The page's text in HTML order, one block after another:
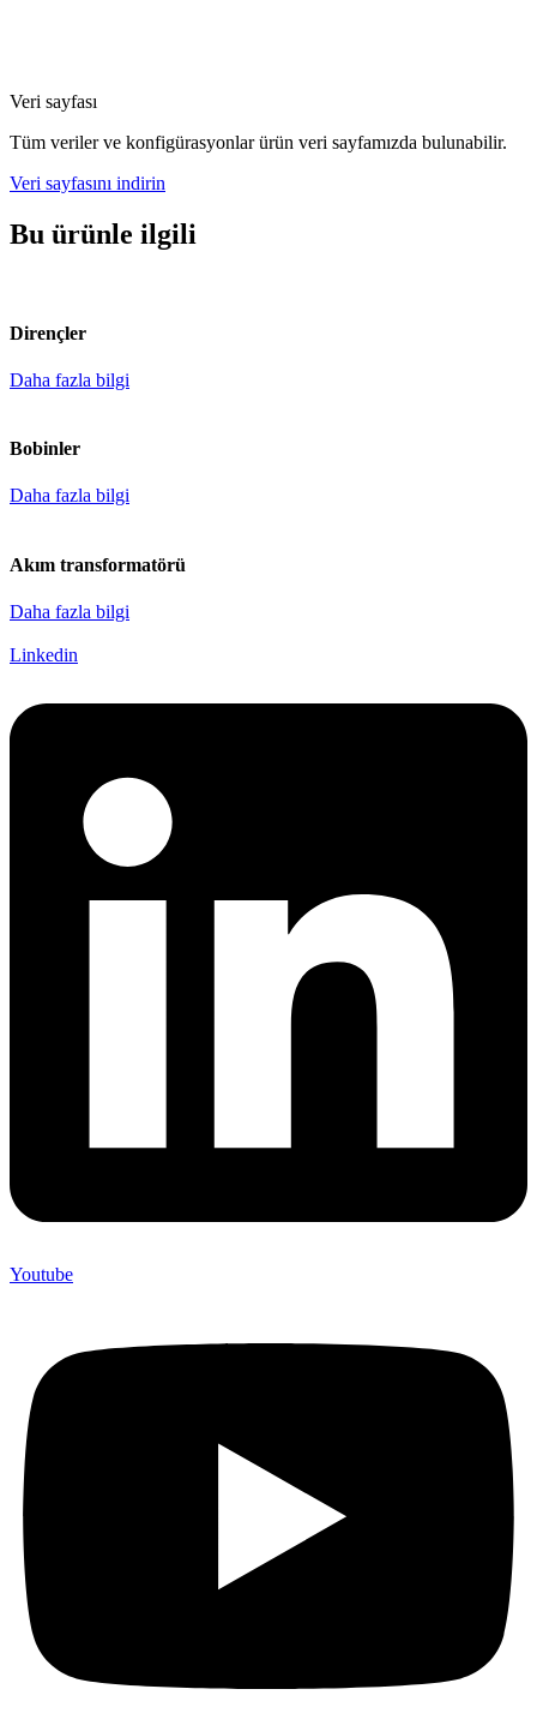
Veri sayfası
Tüm veriler ve konfigürasyonlar ürün veri sayfamızda bulunabilir.
Veri sayfasını indirin
Bu ürünle ilgili
Dirençler
Daha fazla bilgi
Bobinler
Daha fazla bilgi
Akım transformatörü
Daha fazla bilgi
Linkedin
Youtube